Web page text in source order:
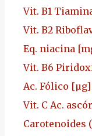
Vit. B1
Vit. B2
Eq. niacina
Vit. B6
Ac. Fólico [µg]
Vit. C Ac.
Carotenoides